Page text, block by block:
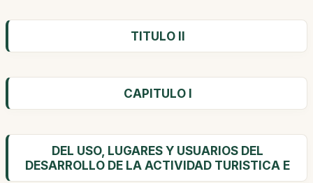
TITULO II
CAPITULO I
DEL USO, LUGARES Y USUARIOS DEL
DESARROLLO DE LA ACTIVIDAD TURISTICA E